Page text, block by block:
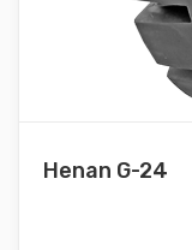
Henan G-24